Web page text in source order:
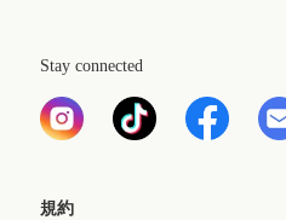
Stay connected
規約